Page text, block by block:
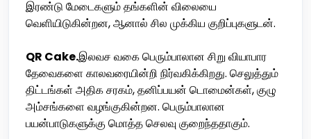
இரண்டு மேடைகளும் தங்களின் விலையை
வெளியிடுகின்றன, ஆனால் சில முக்கிய குறிப்புகளுடன்.
QR Cake.இலவச வகை பெரும்பாலான சிறு வியாபார
தேவைகளை காலவரையின்றி நிர்வகிக்கிறது. செலுத்தும்
திட்டங்கள் அதிக சரகம், தனிப்பயன் டொமைன்கள், குழு
அம்சங்களை வழங்குகின்றன. பெரும்பாலான
பயன்பாடுகளுக்கு மொத்த செலவு குறைந்ததாகும்.